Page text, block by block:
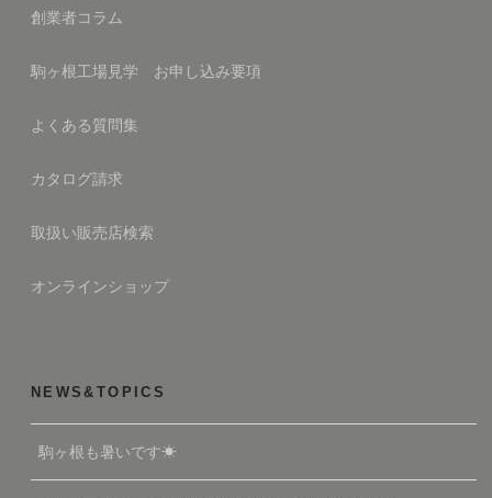
創業者コラム
駒ヶ根工場見学 お申し込み要項
よくある質問集
カタログ請求
取扱い販売店検索
オンラインショップ
NEWS&TOPICS
駒ヶ根も暑いです☀